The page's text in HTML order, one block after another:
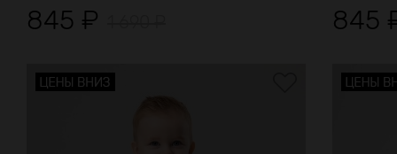
845 ₽ 845